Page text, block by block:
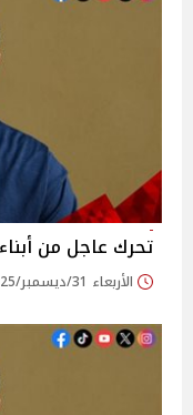
تحرك عاجل من
الأربعاء 31/ديسمبر/2025 - 12:31 ص